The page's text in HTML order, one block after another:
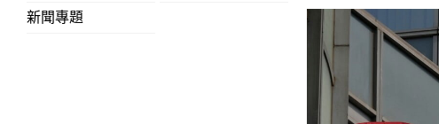
新聞專題